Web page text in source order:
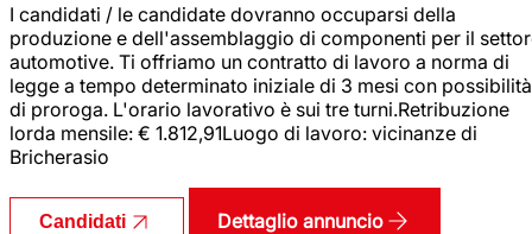
I candidati / le candidate dovranno occuparsi della
produzione e dell'assemblaggio di componenti per il
automotive. Ti offriamo un contratto di lavoro a norma di
legge a tempo determinato iniziale di 3 mesi con possibilità
di proroga. L'orario lavorativo è sui tre turni.Retribuzione
lorda mensile: € 1.812,91Luogo di lavoro: vicinanze di
Bricherasio
Candidati Dettaglio annuncio